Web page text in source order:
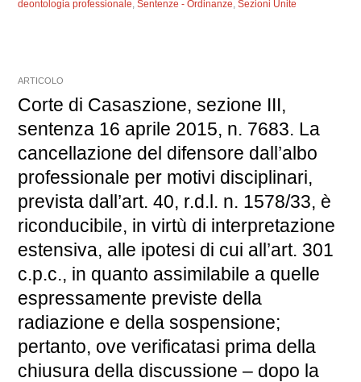
deontologia professionale,Sentenze - Ordinanze,Sezioni Unite
ARTICOLO
Corte di Casaszione, sezione III,
sentenza 16 aprile 2015, n. 7683. La
cancellazione del difensore dall’albo
professionale per motivi disciplinari,
prevista dall’art. 40, r.d.l. n. 1578/33, è
riconducibile, in virtù di interpretazione
estensiva, alle ipotesi di cui all’art. 301
c.p.c., in quanto assimilabile a quelle
espressamente previste della
radiazione e della sospensione;
pertanto, ove verificatasi prima della
chiusura della discussione – dopo la